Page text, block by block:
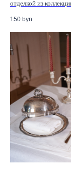
отделкой из
150 byn